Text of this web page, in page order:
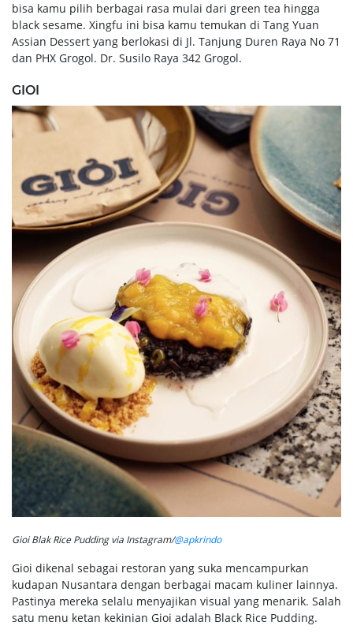
bisa kamu pilih berbagai rasa mulai dari green tea hingga
black sesame. Xingfu ini bisa kamu temukan di Tang Yuan
Assian Dessert yang berlokasi di Jl. Tanjung Duren Raya No 71
dan PHX Grogol. Dr. Susilo Raya 342 Grogol.
GIOI
Gioi Blak Rice Pudding via Instagram/@apkrindo
Gioi dikenal sebagai restoran yang suka mencampurkan
kudapan Nusantara dengan berbagai macam kuliner lainnya.
Pastinya mereka selalu menyajikan visual yang menarik. Salah
satu menu ketan kekinian Gioi adalah Black Rice Pudding.